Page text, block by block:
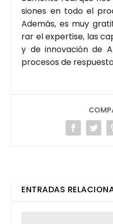
sio­nes en todo el
Ade­más, es muy
rar el exper­ti­se, las
y de inno­va­ción de
pro­ce­sos de
ENTRADAS